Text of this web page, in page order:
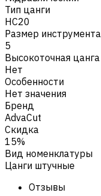
Тип цанги
HC20
Размер инструмента
5
Высокоточная цанга
Нет
Особенности
Нет значения
Бренд
AdvaCut
Скидка
15%
Вид номенклатуры
Цанги штучные
Отзывы